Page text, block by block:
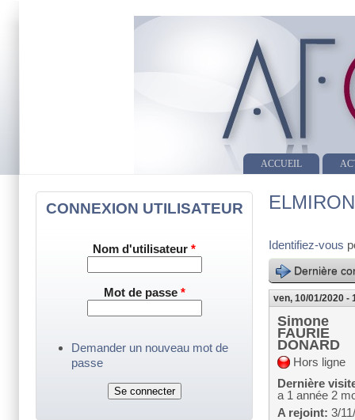
ACCUEIL
ELMIRON
Identifiez-vous
Dernière
ven, 10/01/2020 -
Simone
FAURIE
DONARD
Hors ligne
Dernière
a 1 année 2
A rejoint: 3/
CONNEXION UTILISATEUR
Nom d'utilisateur *
Mot de passe *
Demander un nouveau mot de
passe